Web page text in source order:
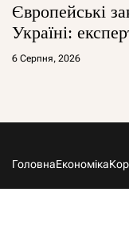
Європейські
Україні:
6 Серпня, 2026
ГоловнаЕкономіка